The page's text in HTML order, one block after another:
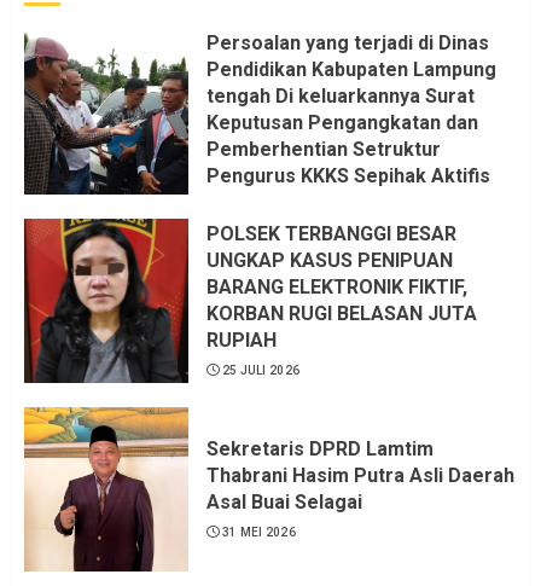
Persoalan yang terjadi di Dinas
Pendidikan Kabupaten Lampung
tengah Di keluarkannya Surat
Keputusan Pengangkatan dan
Pemberhentian Setruktur
Pengurus KKKS Sepihak Aktifis
Sangat menantang Aturan dan
Dapat saya pastikan penuh Unsur
KKN, dan Unsur Politik.
6 AGUSTUS 2026
POLSEK TERBANGGI BESAR
UNGKAP KASUS PENIPUAN
BARANG ELEKTRONIK FIKTIF,
KORBAN RUGI BELASAN JUTA
RUPIAH
25 JULI 2026
Sekretaris DPRD Lamtim
Thabrani Hasim Putra Asli Daerah
Asal Buai Selagai
31 MEI 2026